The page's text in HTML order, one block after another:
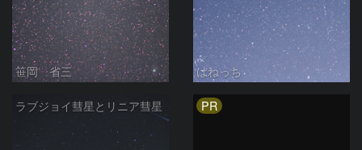
笹岡 省三 はねっち
ラブジョイ彗星とリニア彗星 PR